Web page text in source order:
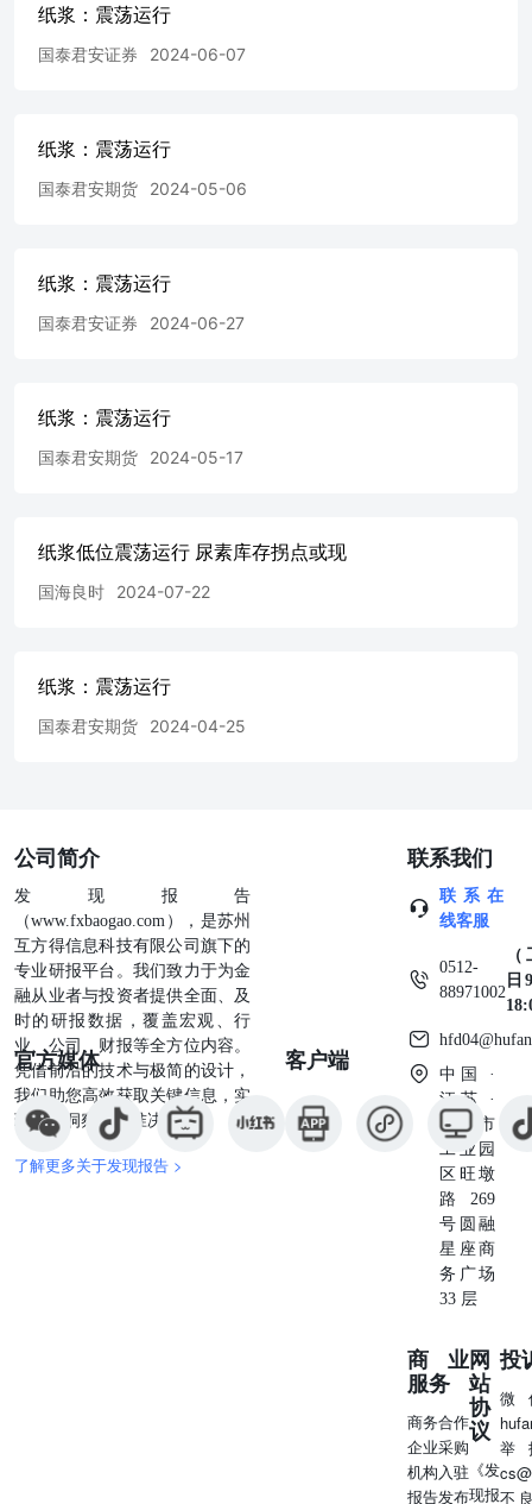
料、意见及推测不一致的报告，对此本公司可不发出特别通
知。本公司不保证本报告所含信息保持在最新状态。同时，
议，客户应考虑本报告中的任何意见或建议是否符合其特定
构成对任何人的投资建议。在任何情况下，本公司、本公司
的任何直接或间接损失或与此有关的其他损失负任何责任。
投资者务必注意，其据此做出的任何投资决策与本公司、本
公司员工或者关联机构无关。市场有风险，投资需谨慎。投
报告版权仅为本公司所有，未经书面许可，任何机构和个人
不得以任何形式翻版、复制、发表或引用。如征得本公司同
外的其他个人或机构（以下简称“该个人或机构”）发送本报
获得本报告的投资者应自行联系该个人或机构以要求获悉更
本公司员工或者关联机构亦不为该个人或机构之客户因使用
本报告或报告所载内容引起的任何损失承担任何责任。 除
非另有说明，本报告中使用的所有商标、服务标记及标记均
纸浆：震荡运行
国泰君安证券 2024-06-07
纸浆：震荡运行
国泰君安期货 2024-05-06
纸浆：震荡运行
国泰君安证券 2024-06-27
纸浆：震荡运行
国泰君安期货 2024-05-17
纸浆低位震荡运行 尿素库存拐点或现
国海良时 2024-07-22
纸浆：震荡运行
国泰君安期货 2024-04-25
公司简介
发现报告
（www.fxbaogao.com），是苏州
互方得信息科技有限公司旗下的
专业研报平台。我们致力于为金
融从业者与投资者提供全面、及
时的研报数据，覆盖宏观、行
业、公司、财报等全方位内容。
凭借前沿的技术与极简的设计，
我们助您高效获取关键信息，实
现深度洞察与精准决策。
了解更多关于发现报告 >
官方媒体 客户端
联系我们
联系在
线客服
0512-
88971002
日
中国 ·
江苏 ·
苏州市
工业园
区旺墩
路269
号圆融
星座商
务广场
33 层
商业
服务
商务合作
企业采购
机构入驻
报告发布
网
站
协
议
《发
现报
投
微
举
不